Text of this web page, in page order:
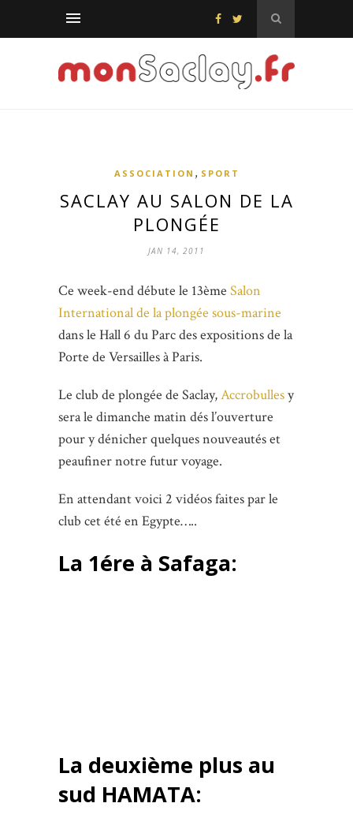
ASSOCIATION , SPORT
SACLAY AU SALON DE LA
PLONGÉE
JAN 14, 2011
Ce week-end débute le 13ème Salon
International de la plongée sous-marine
dans le Hall 6 du Parc des expositions de la
Porte de Versailles à Paris.
Le club de plongée de Saclay,Accrobullesy
sera le dimanche matin dés l’ouverture
pour y dénicher quelques nouveautés et
peaufiner notre futur voyage.
En attendant voici 2 vidéos faites par le
club cet été en Egypte…..
La 1ére à Safaga:
La deuxième plus au
sud HAMATA: